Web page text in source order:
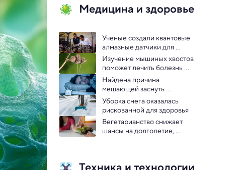
Медицина и здоровье
Ученые создали квантовые
алмазные датчики для
поиска болезней в клетках
Изучение мышиных хвостов
поможет лечить болезнь
Паркинсона
Найдена причина
мешающей заснуть
активности мозга
Уборка снега оказалась
рискованной для здоровья
Вегетарианство снижает
шансы на долголетие,